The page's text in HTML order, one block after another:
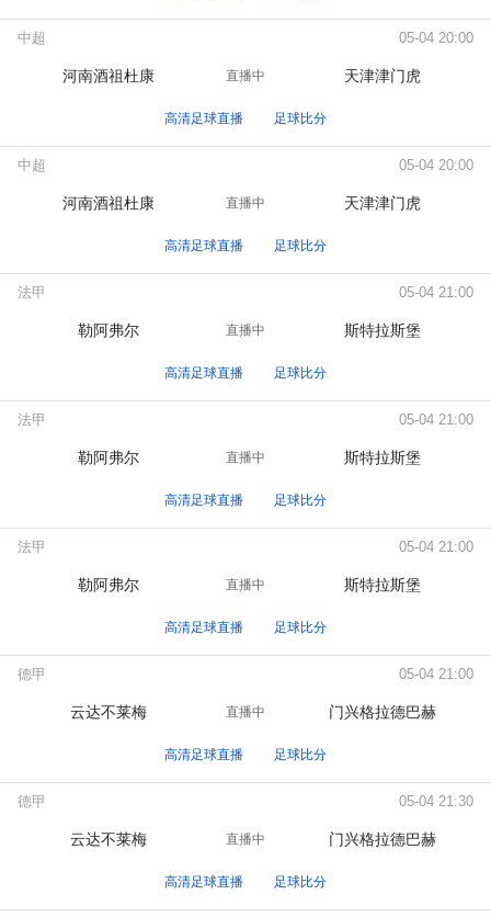
中超 05-04 20:00
河南酒祖杜康 直播中 天津津门虎
高清足球直播 足球比分
中超 05-04 20:00
河南酒祖杜康 直播中 天津津门虎
高清足球直播 足球比分
法甲 05-04 21:00
勒阿弗尔 直播中 斯特拉斯堡
高清足球直播 足球比分
法甲 05-04 21:00
勒阿弗尔 直播中 斯特拉斯堡
高清足球直播 足球比分
法甲 05-04 21:00
勒阿弗尔 直播中 斯特拉斯堡
高清足球直播 足球比分
德甲 05-04 21:00
云达不莱梅 直播中 门兴格拉德巴赫
高清足球直播 足球比分
德甲 05-04 21:30
云达不莱梅 直播中 门兴格拉德巴赫
高清足球直播 足球比分